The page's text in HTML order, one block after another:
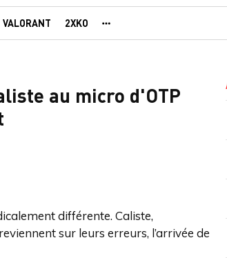
VALORANT 2XKO
au micro d'OTP
différente. Caliste,
sur leurs erreurs, l’arrivée de